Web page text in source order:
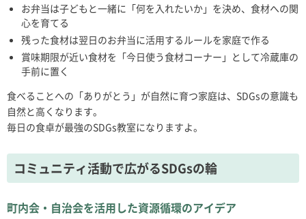
お弁当は子どもと一緒に「何を入れたいか」を決め、食材への関
心を育てる
残った食材は翌日のお弁当に活用するルールを家庭で作る
賞味期限が近い食材を「今日使う食材コーナー」として冷蔵庫の
手前に置く
食べることへの「ありがとう」が自然に育つ家庭は、SDGsの意識も
自然と高くなります。
毎日の食卓が最強のSDGs教室になりますよ。
コミュニティ活動で広がるSDGsの輪
町内会・自治会を活用した資源循環のアイデア